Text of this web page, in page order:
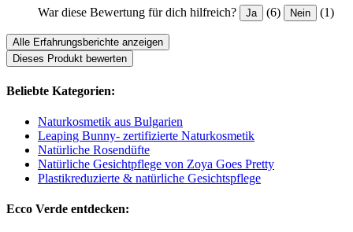
War diese Bewertung für dich hilfreich? Ja (6) Nein (1)
Alle Erfahrungsberichte anzeigen
Dieses Produkt bewerten
Beliebte Kategorien:
Naturkosmetik aus Bulgarien
Leaping Bunny- zertifizierte Naturkosmetik
Natürliche Rosendüfte
Natürliche Gesichtpflege von Zoya Goes Pretty
Plastikreduzierte & natürliche Gesichtspflege
Ecco Verde entdecken: